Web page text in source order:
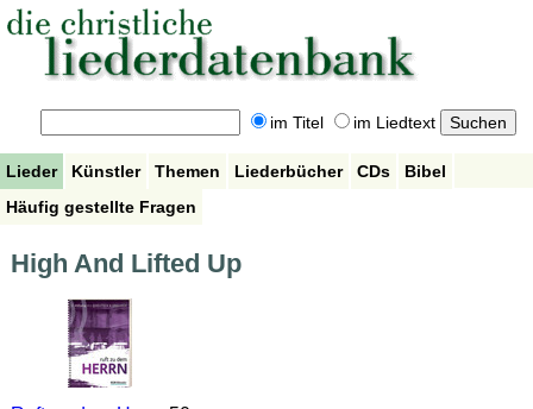
im Titel im Liedtext
Lieder Künstler Themen Liederbücher CDs
Bibel
Häufig gestellte Fragen
High And Lifted Up